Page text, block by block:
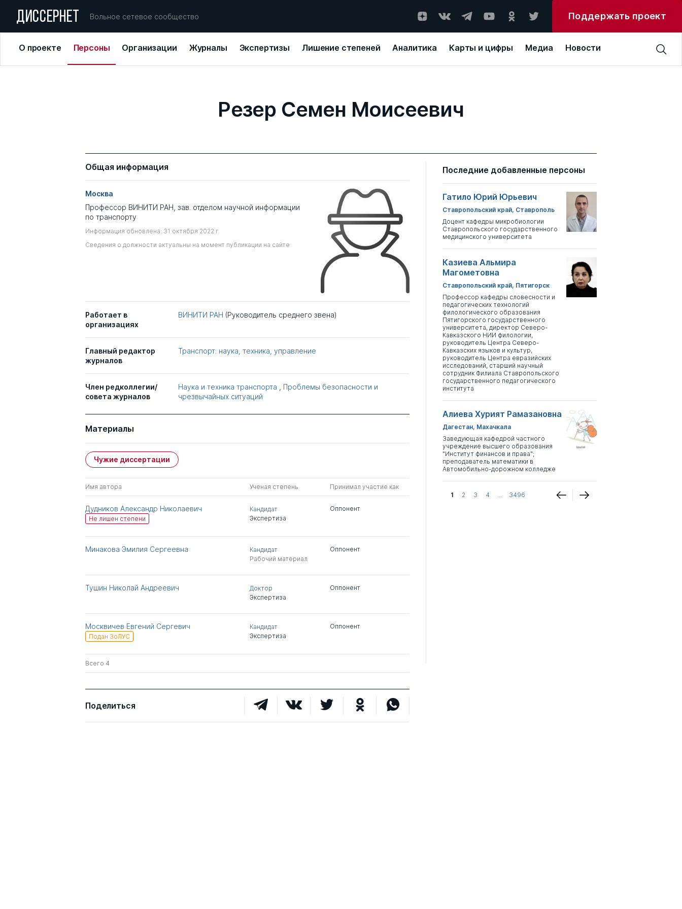
ДИССЕРНЕТ Вольное сетевое сообщество Поддержать проект
О проекте Персоны Организации Журналы Экспертизы Лишение степеней Аналитика Карты и цифры Медиа Новости
Резер Семен Моисеевич
Общая информация
Москва
Профессор ВИНИТИ РАН, зав. отделом научной информации
по транспорту
Информация обновлена: 31 октября 2022 г.
Сведения о должности актуальны на момент публикации на сайте
Работает в
организациях
ВИНИТИ РАН (Руководитель среднего звена)
Главный редактор
журналов
Транспорт: наука, техника, управление
Член редколлегии/
совета журналов
Наука и техника транспорта
Проблемы безопасности и
чрезвычайных ситуаций
Материалы
Чужие диссертации
Имя автора Ученая степень Принимал участие как
Дудников Александр Николаевич
Не лишен степени
Кандидат
Экспертиза
Оппонент
Минакова Эмилия Сергеевна
Кандидат
Рабочий материал
Оппонент
Тушин Николай Андреевич
Доктор
Экспертиза
Оппонент
Москвичев Евгений Сергевич
Подан ЗоЛУС
Кандидат
Экспертиза
Оппонент
Всего 4
Поделиться
Последние добавленные персоны
Гатило Юрий Юрьевич
Ставропольский край, Ставрополь
Доцент кафедры микробиологии
Ставропольского государственного
медицинского университета
Казиева Альмира
Магометовна
Ставропольский край, Пятигорск
Профессор кафедры словесности и
педагогических технологий
филологического образования
Пятигорского государственного
университета, директор Северо-
Кавказского НИИ филологии,
руководитель Центра Северо-
Кавказских языков и культур,
руководитель Центра евразийских
исследований, старший научный
сотрудник Филиала Ставропольского
государственного педагогического
института
Алиева Хурият Рамазановна
Дагестан, Махачкала
Заведующая кафедрой частного
учреждение высшего образования
"Институт финансов и права";
преподаватель математики в
Автомобильно-дорожном колледже
1 2 3 4 ... 3496